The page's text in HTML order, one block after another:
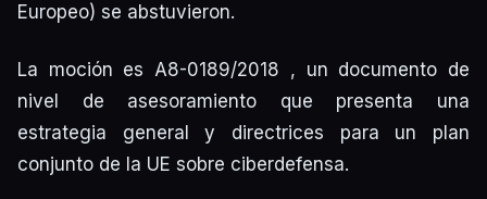
Europeo) se abstuvieron.
La moción es A8-0189/2018 , un documento de
nivel de asesoramiento que presenta una
estrategia general y directrices para un plan
conjunto de la UE sobre ciberdefensa.